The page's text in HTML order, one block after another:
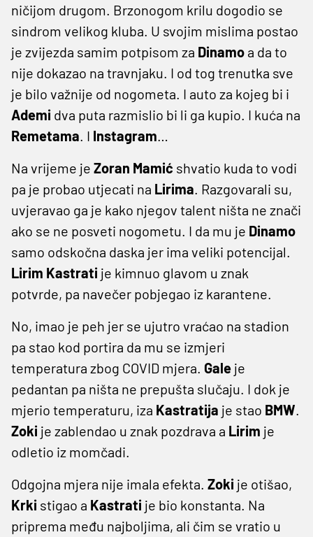
ničijom drugom. Brzonogom krilu dogodio se
sindrom velikog kluba. U svojim mislima postao
je zvijezda samim potpisom za Dinamo a da to
nije dokazao na travnjaku. I od tog trenutka sve
je bilo važnije od nogometa. I auto za kojeg bi i
Ademi dva puta razmislio bi li ga kupio. I kuća na
Remetama. I Instagram…
Na vrijeme je Zoran Mamić shvatio kuda to vodi
pa je probao utjecati na Lirima. Razgovarali su,
uvjeravao ga je kako njegov talent ništa ne znači
ako se ne posveti nogometu. I da mu je Dinamo
samo odskočna daska jer ima veliki potencijal.
Lirim Kastrati je kimnuo glavom u znak
potvrde, pa navečer pobjegao iz karantene.
No, imao je peh jer se ujutro vraćao na stadion
pa stao kod portira da mu se izmjeri
temperatura zbog COVID mjera. Gale je
pedantan pa ništa ne prepušta slučaju. I dok je
mjerio temperaturu, iza Kastratija je stao BMW.
Zoki je zablendao u znak pozdrava a Lirim je
odletio iz momčadi.
Odgojna mjera nije imala efekta. Zoki je otišao,
Krki stigao a Kastrati je bio konstanta. Na
priprema među najboljima, ali čim se vratio u